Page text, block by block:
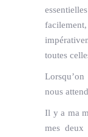
toutes
nous
Il y a ma
mes